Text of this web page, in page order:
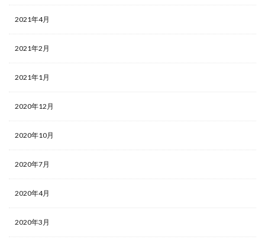
2021年4月
2021年2月
2021年1月
2020年12月
2020年10月
2020年7月
2020年4月
2020年3月